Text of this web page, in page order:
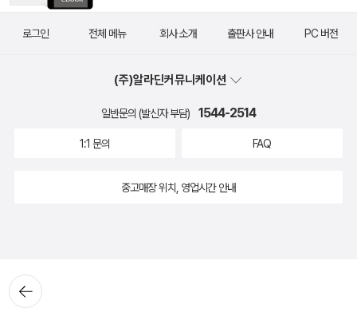
뒤로가
기
로그인 전체 메뉴 회사 소개 출판사 안내 PC 버전
(주)알라딘커뮤니케이션
일반문의 (발신자 부담) 1544-2514
1:1 문의 FAQ
중고매장 위치, 영업시간 안내